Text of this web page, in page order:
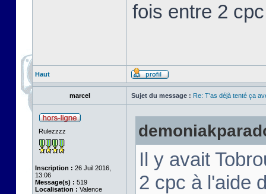
fois entre 2
Haut
marcel Sujet du message : Re: T'as déjà tenté ça
Rulezzzz
Inscription : 26 Juil 2016,
13:06
Message(s) : 519
Localisation : Valence
Il y avait
2 cpc à l'aide